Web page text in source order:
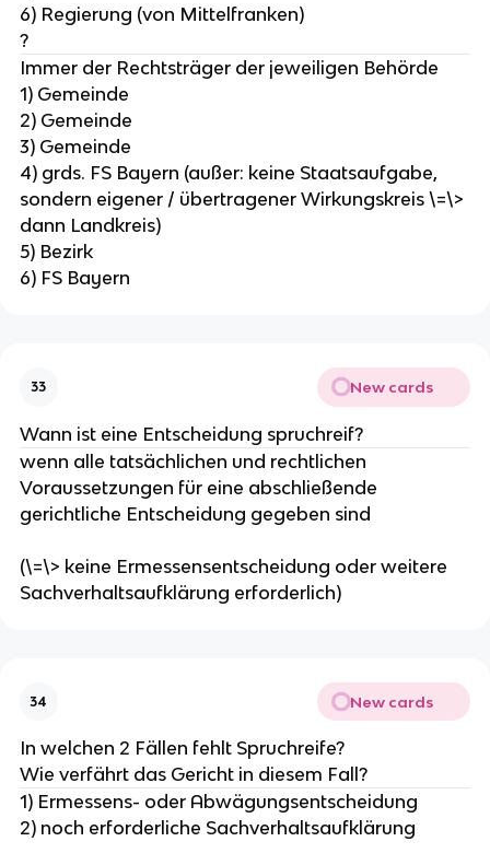
6) Regierung (von Mittelfranken)
?
Immer der Rechtsträger der jeweiligen Behörde
1) Gemeinde
2) Gemeinde
3) Gemeinde
4) grds. FS Bayern (außer: keine Staatsaufgabe,
sondern eigener / übertragener Wirkungskreis \=\>
dann Landkreis)
5) Bezirk
6) FS Bayern
33 New cards
Wann ist eine Entscheidung spruchreif?
wenn alle tatsächlichen und rechtlichen
Voraussetzungen für eine abschließende
gerichtliche Entscheidung gegeben sind
(\=\> keine Ermessensentscheidung oder weitere
Sachverhaltsaufklärung erforderlich)
34 New cards
In welchen 2 Fällen fehlt Spruchreife?
Wie verfährt das Gericht in diesem Fall?
1) Ermessens- oder Abwägungsentscheidung
2) noch erforderliche Sachverhaltsaufklärung